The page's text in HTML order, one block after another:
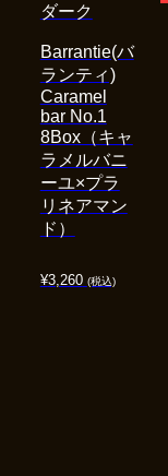
¥3,260 (税込)
Barrantie(バ
ランティ)
Caramel
bar No.1
8Box（キャ
ラメルバニ
ーユ×プラ
リネアマン
ド）
ダーク